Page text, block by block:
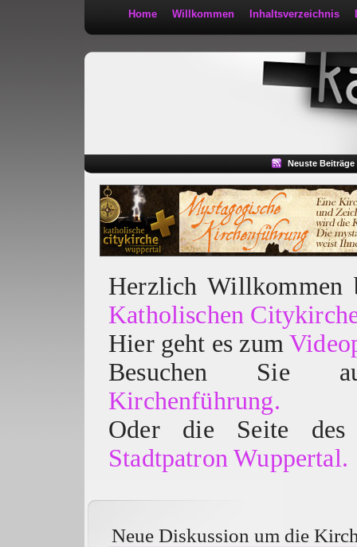
Home Willkommen Inhaltsverzeichnis
Neuste Beiträge
Herzlich
Katholischen
Hier geht es zum
Besuchen
Kirchenführung.
Oder die Seite des
Stadtpatron Wuppertal.
Neue Diskussion um die